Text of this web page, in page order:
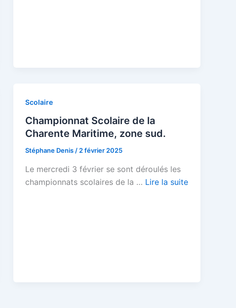
Scolaire
Championnat Scolaire de la
Charente Maritime, zone sud.
Stéphane Denis/2 février 2025
Le mercredi 3 février se sont déroulés les
championnats scolaires de la … Lire la suite